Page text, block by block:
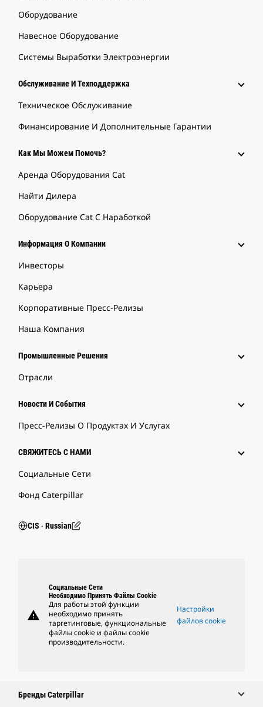
Оборудование
Навесное Оборудование
Системы Выработки Электроэнергии
Обслуживание И Техподдержка
Техническое Обслуживание
Финансирование И Дополнительные Гарантии
Как Мы Можем Помочь?
Аренда Оборудования Cat
Найти Дилера
Оборудование Cat С Наработкой
Информация О Компании
Инвесторы
Карьера
Корпоративные Пресс-Релизы
Наша Компания
Промышленные Решения
Отрасли
Новости И События
Пресс-Релизы О Продуктах И Услугах
СВЯЖИТЕСЬ С НАМИ
Социальные Сети
Фонд Caterpillar
CIS ‧ Russian
warning
Социальные Сети
Необходимо Принять Файлы Cookie
Для работы этой функции
необходимо принять
таргетинговые, функциональные
файлы cookie и файлы cookie
производительности.
Настройки
файлов cookie
Бренды Caterpillar